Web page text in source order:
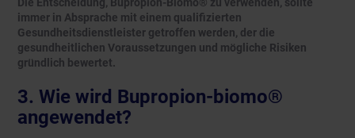
Die Entscheidung, Bupropion-Biomo® zu verwenden, sollte
immer in Absprache mit einem qualifizierten
Gesundheitsdienstleister getroffen werden, der die
gesundheitlichen Voraussetzungen und mögliche Risiken
gründlich bewertet.
3. Wie wird Bupropion-biomo®
angewendet?